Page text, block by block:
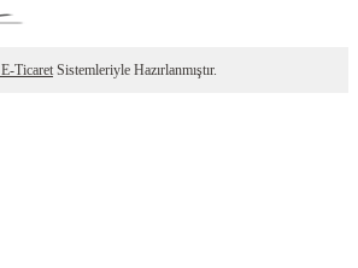
E-Ticaret Sistemleriyle Hazırlanmıştır.